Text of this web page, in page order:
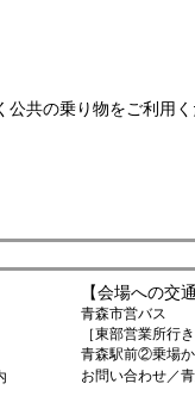
共の乗り物をご利用く
【会場への交
青森市営バス
［東部営業所行
青森駅前②乗場
お問い合わせ／